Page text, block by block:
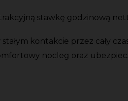
stawkę godzinową
kontakcie przez cały
nocleg oraz